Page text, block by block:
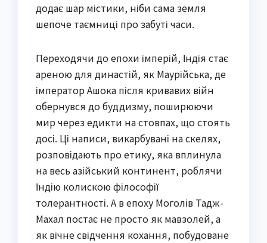
додає шар містики, ніби сама земля
шепоче таємниці про забуті часи.
Переходячи до епохи імперій, Індія стає
ареною для династій, як Маурійська, де
імператор Ашока після кривавих війн
обернувся до буддизму, поширюючи
мир через едикти на стовпах, що стоять
досі. Ці написи, викарбувані на скелях,
розповідають про етику, яка вплинула
на весь азійський континент, роблячи
Індію колискою філософії
толерантності. А в епоху Моголів Тадж-
Махал постає не просто як мавзолей, а
як вічне свідчення кохання, побудоване